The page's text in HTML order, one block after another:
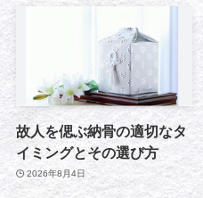
故人を偲ぶ納骨の適切なタ
イミングとその選び方
2026年8月4日